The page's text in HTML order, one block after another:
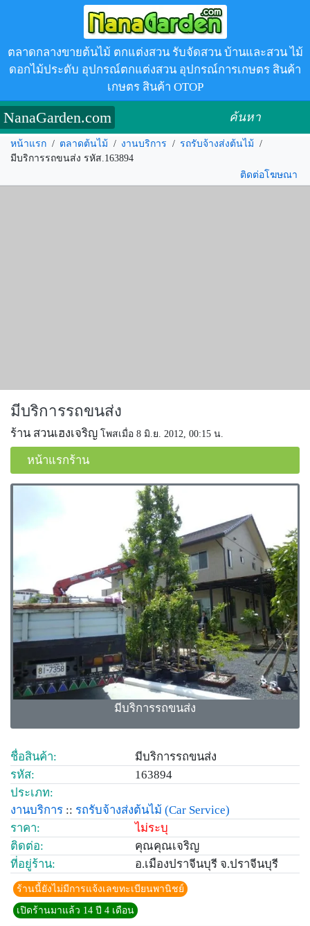
ตลาดกลางขายต้นไม้ ตกแต่งสวน รับจัดสวน บ้านและสวน ไม้
ดอกไม้ประดับ อุปกรณ์ตกแต่งสวน อุปกรณ์การเกษตร สินค้า
เกษตร สินค้า OTOP
NanaGarden.com ค้นหา
หน้าแรก / ตลาดต้นไม้ / งานบริการ / รถรับจ้างส่งต้นไม้ /
มีบริการรถขนส่ง รหัส.163894
ติดต่อโฆษณา
มีบริการรถขนส่ง
ร้าน สวนเฮงเจริญ โพสเมื่อ 8 มิ.ย. 2012, 00:15 น.
หน้าแรกร้าน
มีบริการรถขนส่ง
ชื่อสินค้า:
มีบริการรถขนส่ง
รหัส:
163894
ประเภท:
งานบริการ :: รถรับจ้างส่งต้นไม้ (Car Service)
ราคา:
ไม่ระบุ
ติดต่อ:
คุณคุณเจริญ
ที่อยู่ร้าน:
อ.เมืองปราจีนบุรี จ.ปราจีนบุรี
ร้านนี้ยังไม่มีการแจ้งเลขทะเบียนพานิชย์
เปิดร้านมาแล้ว 14 ปี 4 เดือน